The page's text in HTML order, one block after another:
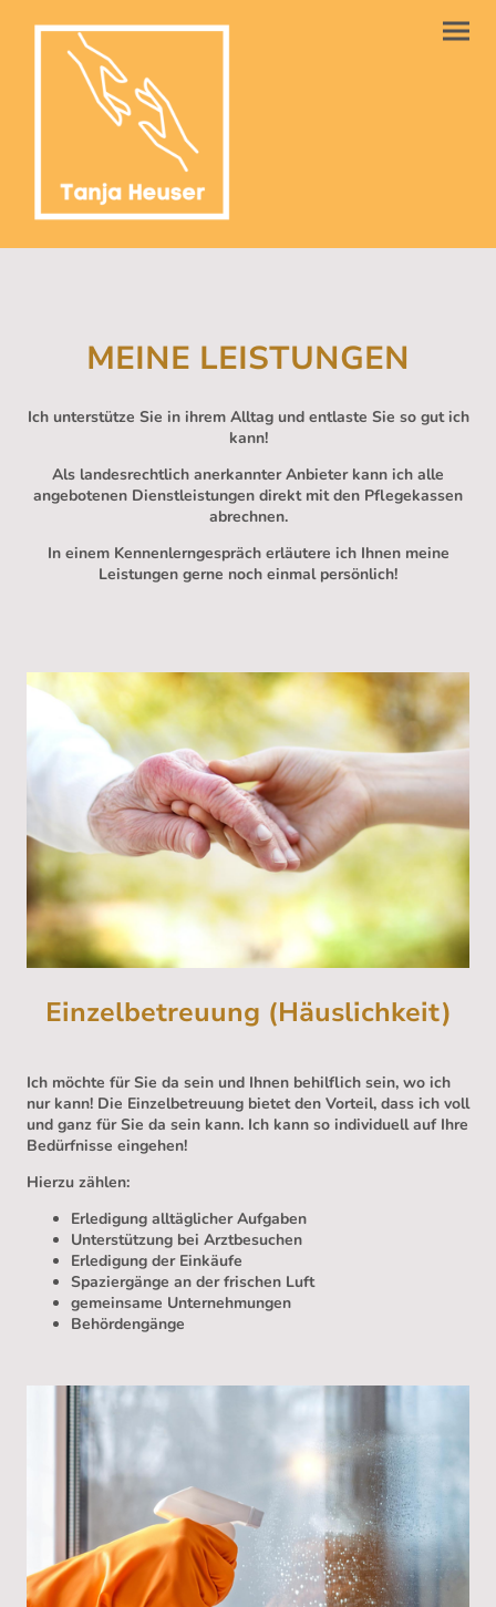
MEINE LEISTUNGEN
Ich unterstütze Sie in ihrem Alltag und entlaste Sie so gut ich
kann!
Als landesrechtlich anerkannter Anbieter kann ich alle
angebotenen Dienstleistungen direkt mit den Pflegekassen
abrechnen.
In einem Kennenlerngespräch erläutere ich Ihnen meine
Leistungen gerne noch einmal persönlich!
Einzelbetreuung (Häuslichkeit)
Ich möchte für Sie da sein und Ihnen behilflich sein, wo ich
nur kann! Die Einzelbetreuung bietet den Vorteil, dass ich voll
und ganz für Sie da sein kann. Ich kann so individuell auf Ihre
Bedürfnisse eingehen!
Hierzu zählen:
Erledigung alltäglicher Aufgaben
Unterstützung bei Arztbesuchen
Erledigung der Einkäufe
Spaziergänge an der frischen Luft
gemeinsame Unternehmungen
Behördengänge